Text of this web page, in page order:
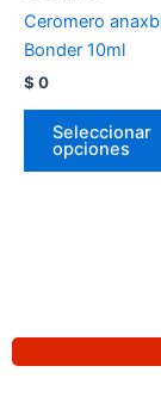
Ceromero
Bonder 10ml
$ 0
Seleccionar
opciones